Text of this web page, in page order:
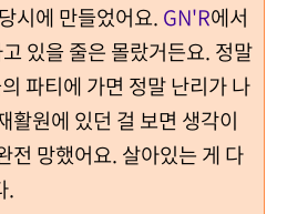
시에 만들었어요. GN'R에서
있을 줄은 몰랐거든요. 정말
파티에 가면 정말 난리가 나
활원에 있던 걸 보면 생각이
전 망했어요. 살아있는 게 다
.